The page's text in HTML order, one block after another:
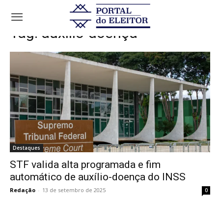
Tags Auxílio-doença
Tag: auxílio-doença
Destaques
STF valida alta programada e fim
automático de auxílio-doença do INSS
Redação - 13 de setembro de 2025 0